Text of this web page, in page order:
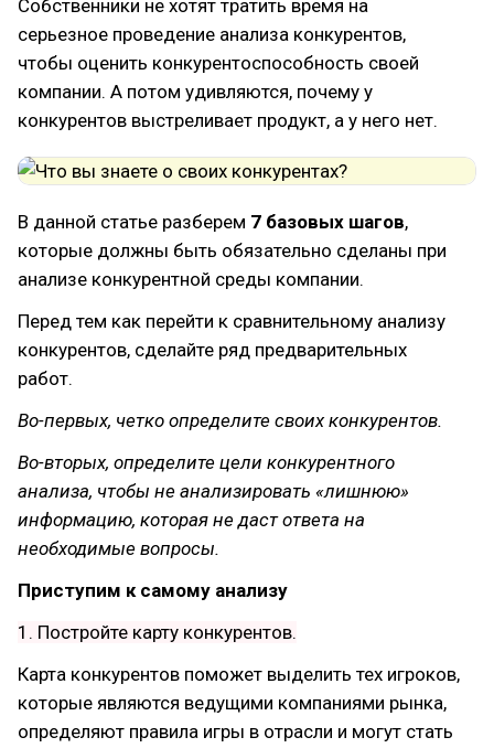
Собственники не хотят тратить время на
серьезное проведение анализа конкурентов,
чтобы оценить конкурентоспособность своей
компании. А потом удивляются, почему у
конкурентов выстреливает продукт, а у него нет.
В данной статье разберем 7 базовых шагов,
которые должны быть обязательно сделаны при
анализе конкурентной среды компании.
Перед тем как перейти к сравнительному анализу
конкурентов, сделайте ряд предварительных
работ.
Во-первых, четко определите своих конкурентов.
Во-вторых, определите цели конкурентного
анализа, чтобы не анализировать «лишнюю»
информацию, которая не даст ответа на
необходимые вопросы.
Приступим к самому анализу
1. Постройте карту конкурентов.
Карта конкурентов поможет выделить тех игроков,
которые являются ведущими компаниями рынка,
определяют правила игры в отрасли и могут стать